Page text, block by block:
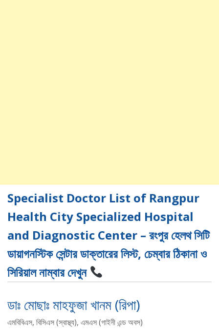
Specialist Doctor List of Rangpur
Health City Specialized Hospital
and Diagnostic Center – রংপুর হেলথ সিটি
ডায়াগনস্টিক সেন্টার ডাক্তারের লিস্ট, চেম্বার ঠিকানা ও
সিরিয়াল নাম্বার দেখুন
ডাঃ মোছাঃ মাহফুজা খানম (রিপা)
এমবিবিএস, বিসিএস (স্বাস্থ্য), এমএস (গাইনী এন্ড অবস)